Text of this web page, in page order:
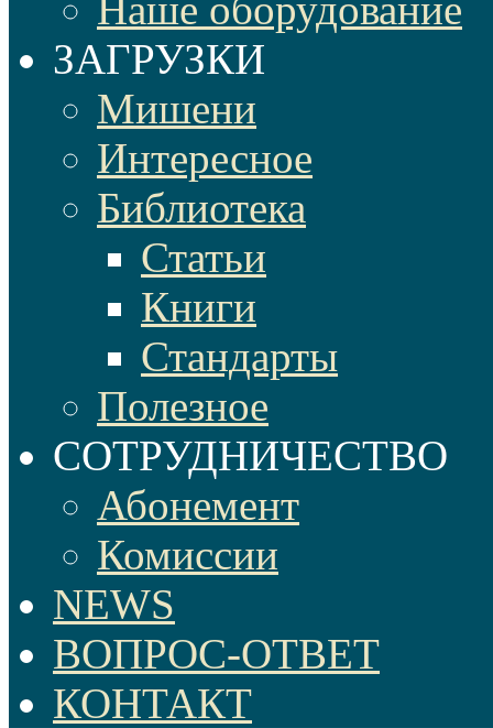
ЗАГРУЗКИ
Мишени
Интересное
Библиотека
Статьи
Книги
Стандарты
Полезное
СОТРУДНИЧЕСТВО
Абонемент
Комиссии
NEWS
ВОПРОС-ОТВЕТ
КОНТАКТ